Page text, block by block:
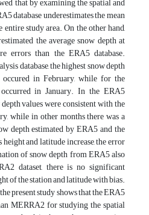
database underestimates the mean
study area. On the other hand,
the average snow depth at
errors than the ERA5 database.
database, the highest snow depth
in February, while for the
in January. In the ERA5
values were consistent with the
while in other months there was a
depth estimated by ERA5 and the
and latitude increase, the error
of snow depth from ERA5 also
dataset, there is no significant
of the station and latitude with bias.
present study shows that the ERA5
MERRA2 for studying the spatial